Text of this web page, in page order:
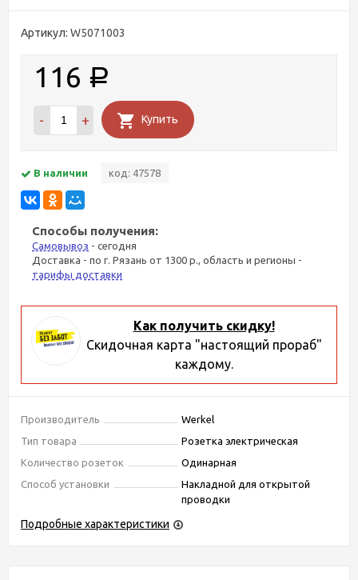
Артикул: W5071003
116 Р
- + Купить
В наличии код: 47578
Способы получения:
Самовывоз - сегодня
Доставка - по г. Рязань от 1300 р., область и регионы -
тарифы доставки
Как получить скидку!
Скидочная карта "настоящий прораб"
каждому.
Производитель
Werkel
Тип товара
Розетка электрическая
Количество розеток
Одинарная
Способ установки
Накладной для открытой
проводки
Подробные характеристики